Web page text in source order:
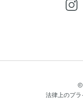
©
法律上のプラ